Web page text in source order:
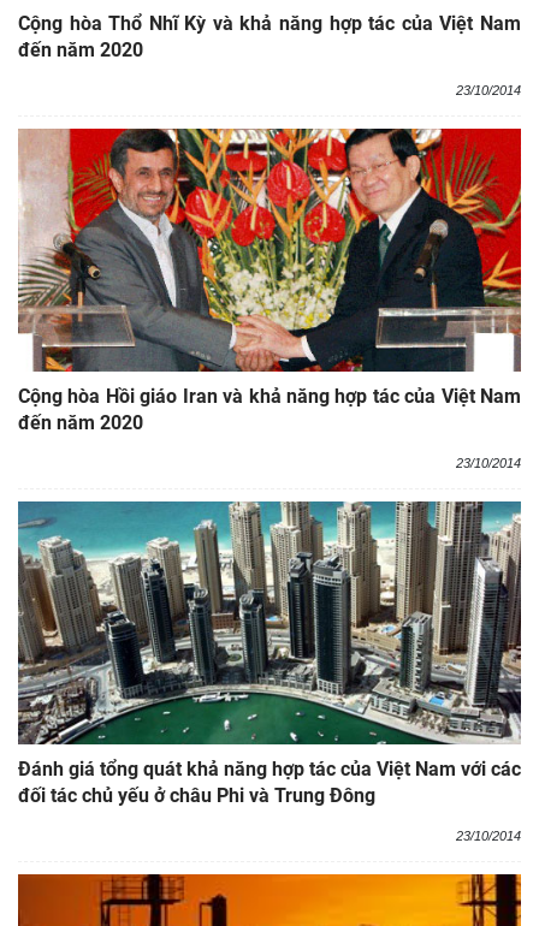
Cộng hòa Thổ Nhĩ Kỳ và khả năng hợp tác của Việt Nam
đến năm 2020
23/10/2014
Cộng hòa Hồi giáo Iran và khả năng hợp tác của Việt Nam
đến năm 2020
23/10/2014
Đánh giá tổng quát khả năng hợp tác của Việt Nam với các
đối tác chủ yếu ở châu Phi và Trung Đông
23/10/2014